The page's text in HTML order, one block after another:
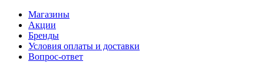
Магазины
Акции
Бренды
Условия оплаты и доставки
Вопрос-ответ